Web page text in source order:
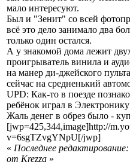
мало интересуют.
Был и "Зенит" со всей
всё это дело занимало два
только один остался.
А у знакомой дома лежит
проигрыватель винила и
на манер ди-джейского
сейчас на средненький
UPD: Как-то в поезде
ребёнок играл в
Жаль денег в обрез было -
[jwp=425,344,image]http://
v=6sgTZvgYNpU[/jwp]
« Последнее
от Krezza »